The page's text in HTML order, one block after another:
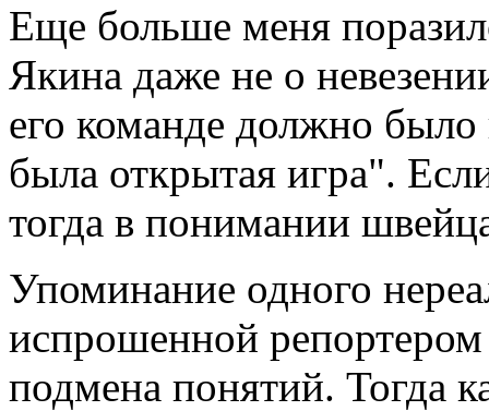
Еще больше меня
Якина даже не о
его команде должно
была открытая игра".
тогда в понимании
Упоминание одного
испрошенной
подмена понятий. Тогда